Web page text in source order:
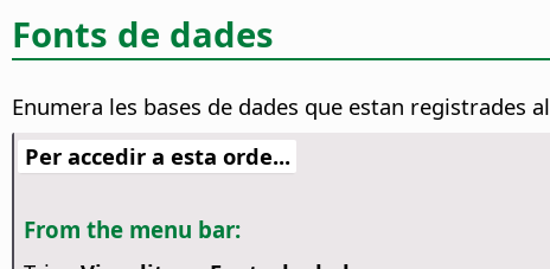
Fonts de dades
Enumera les bases de dades que estan registrades al
Per accedir a esta orde...
From the menu bar: